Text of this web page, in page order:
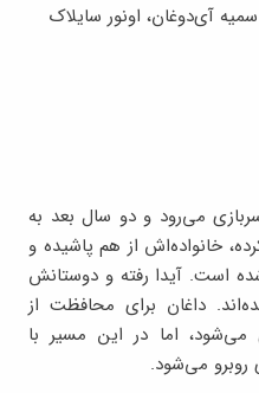
آی‌دوغان، اونور سایلاک
می‌رود و دو سال بعد به
خانواده‌اش از هم پاشیده و
است. آیدا رفته و دوستانش
داغان برای محافظت از
اما در این مسیر با
می‌شود.